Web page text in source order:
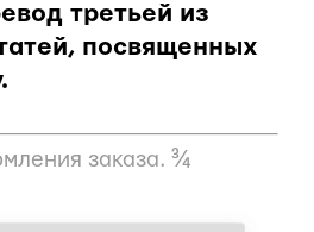
третьей из
посвященных
заказа. ¾